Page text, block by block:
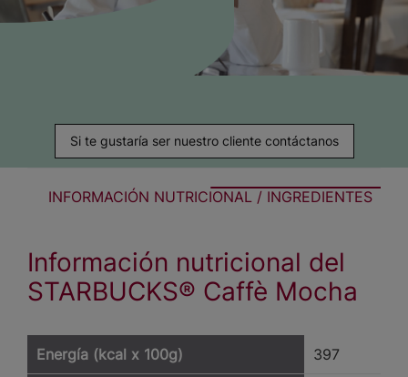
Si te gustaría ser nuestro cliente contáctanos
INFORMACIÓN NUTRICIONAL / INGREDIENTES
Información nutricional del
STARBUCKS® Caffè Mocha
Energía (kcal x 100g) 397